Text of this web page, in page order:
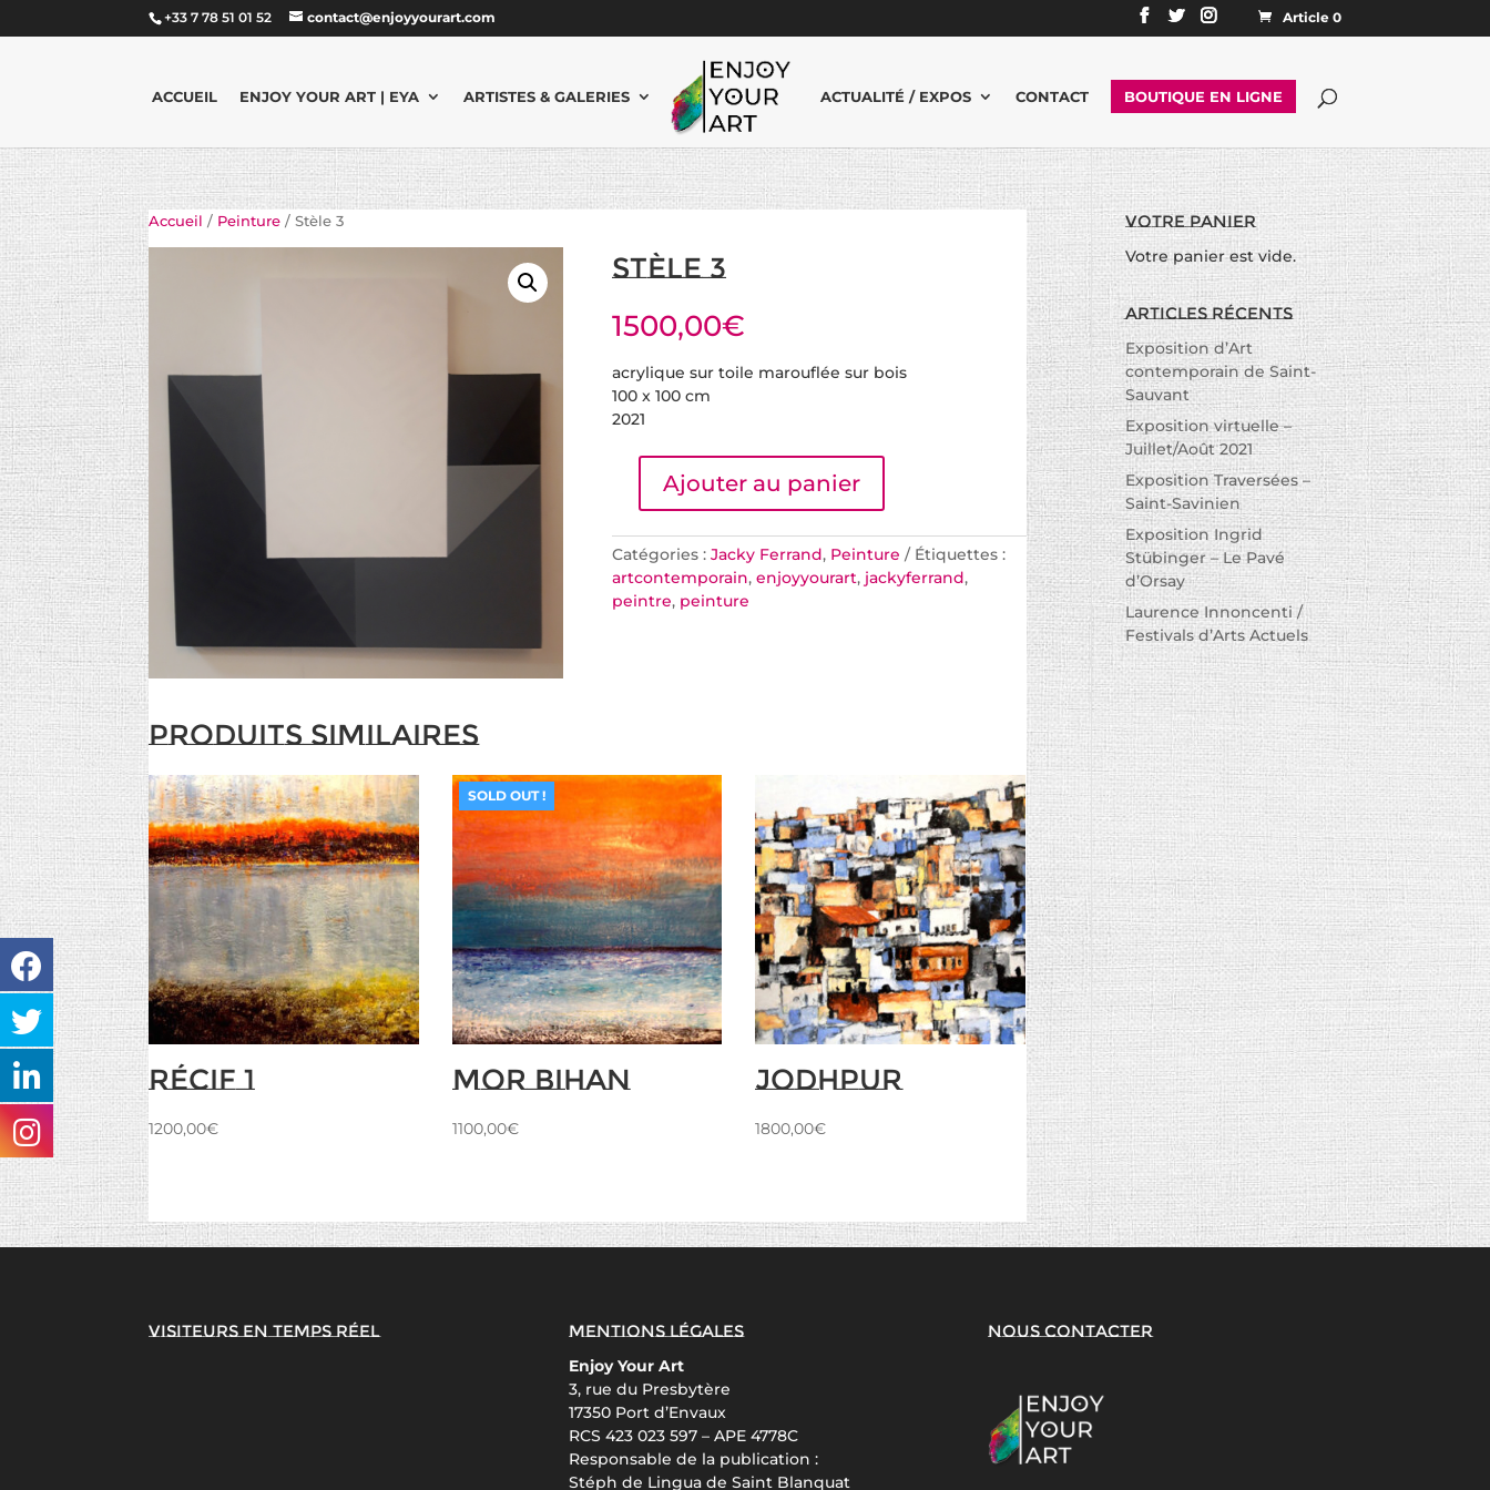
+33 7 78 51 01 52 contact@enjoyyourart.com Article 0
ACCUEIL ENJOY YOUR ART | EYA ARTISTES & GALERIES ACTUALITÉ / EXPOS CONTACT BOUTIQUE EN LIGNE
Accueil / Peinture / Stèle 3
Stèle 3
1500,00€
acrylique sur toile marouflée sur bois
100 x 100 cm
2021
Ajouter au panier
Catégories : Jacky Ferrand, Peinture
Étiquettes :
artcontemporain, enjoyyourart, jackyferrand,
peintre, peinture
Produits similaires
Récif 1
1200,00€
SOLD OUT !
Mor Bihan
1100,00€
Jodhpur
1800,00€
Votre panier
Votre panier est vide.
Articles récents
Exposition d’Art
contemporain de Saint-
Sauvant
Exposition virtuelle –
Juillet/Août 2021
Exposition Traversées –
Saint-Savinien
Exposition Ingrid
Stübinger – Le Pavé
d’Orsay
Laurence Innoncenti /
Festivals d’Arts Actuels
Visiteurs en temps réel Mentions légales
Enjoy Your Art
3, rue du Presbytère
17350 Port d’Envaux
RCS 423 023 597 – APE 4778C
Responsable de la publication :
Stéph de Lingua de Saint Blanquat
Nous contacter